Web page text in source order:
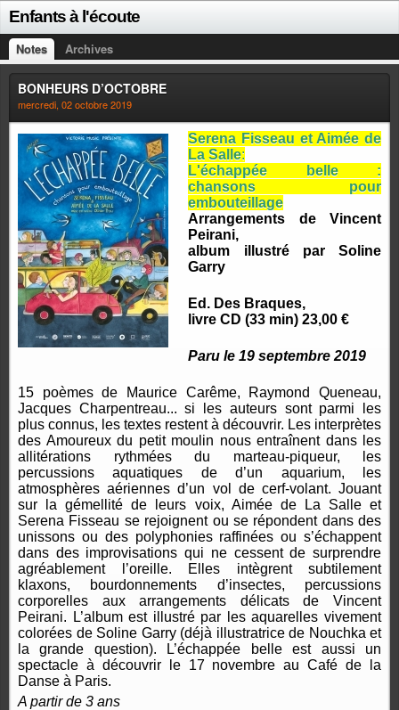
Enfants à l'écoute
Notes Archives
BONHEURS D’OCTOBRE
mercredi, 02 octobre 2019
Serena Fisseau et Aimée de
La Salle:
L'échappée belle :
chansons pour
embouteillage
Arrangements de Vincent
Peirani,
album illustré par Soline
Garry
Ed. Des Braques,
livre CD (33 min) 23,00 €
Paru le 19 septembre 2019
15 poèmes de Maurice Carême, Raymond Queneau,
Jacques Charpentreau... si les auteurs sont parmi les
plus connus, les textes restent à découvrir. Les interprètes
des Amoureux du petit moulin nous entraînent dans les
allitérations rythmées du marteau-piqueur, les
percussions aquatiques de d’un aquarium, les
atmosphères aériennes d’un vol de cerf-volant. Jouant
sur la gémellité de leurs voix, Aimée de La Salle et
Serena Fisseau se rejoignent ou se répondent dans des
unissons ou des polyphonies raffinées ou s’échappent
dans des improvisations qui ne cessent de surprendre
agréablement l’oreille. Elles intègrent subtilement
klaxons, bourdonnements d’insectes, percussions
corporelles aux arrangements délicats de Vincent
Peirani. L’album est illustré par les aquarelles vivement
colorées de Soline Garry (déjà illustratrice de Nouchka et
la grande question). L’échappée belle est aussi un
spectacle à découvrir le 17 novembre au Café de la
Danse à Paris.
A partir de 3 ans